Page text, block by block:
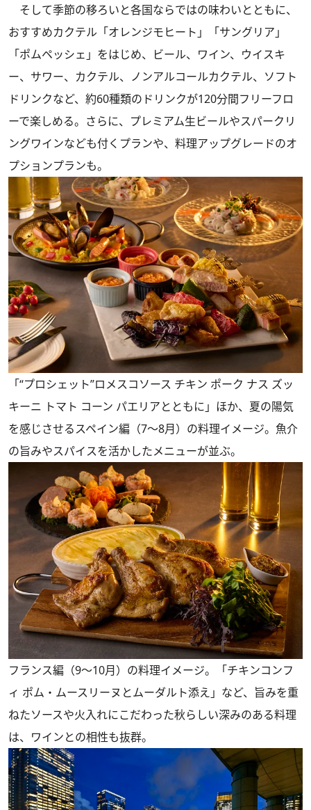
そして季節の移ろいと各国ならではの味わいとともに、
おすすめカクテル「オレンジモヒート」「サングリア」
「ポムペッシェ」をはじめ、ビール、ワイン、ウイスキ
ー、サワー、カクテル、ノンアルコールカクテル、ソフト
ドリンクなど、約60種類のドリンクが120分間フリーフロ
ーで楽しめる。さらに、プレミアム生ビールやスパークリ
ングワインなども付くプランや、料理アップグレードのオ
プションプランも。
「“プロシェット”ロメスコソース チキン ポーク ナス ズッ
キーニ トマト コーン パエリアとともに」ほか、夏の陽気
を感じさせるスペイン編（7～8月）の料理イメージ。魚介
の旨みやスパイスを活かしたメニューが並ぶ。
フランス編（9～10月）の料理イメージ。「チキンコンフ
ィ ポム・ムースリーヌとムーダルト添え」など、旨みを重
ねたソースや火入れにこだわった秋らしい深みのある料理
は、ワインとの相性も抜群。